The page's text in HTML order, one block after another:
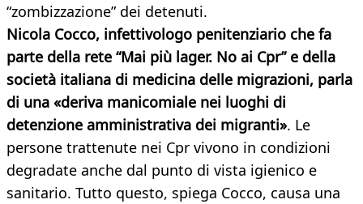
“zombizzazione” dei detenuti.
Nicola Cocco, infettivologo penitenziario che fa
parte della rete “Mai più lager. No ai Cpr” e della
società italiana di medicina delle migrazioni, parla
di una «deriva manicomiale nei luoghi di
detenzione amministrativa dei migranti». Le
persone trattenute nei Cpr vivono in condizioni
degradate anche dal punto di vista igienico e
sanitario. Tutto questo, spiega Cocco, causa una